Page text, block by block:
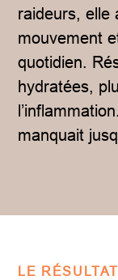
raideurs, elle
mouvement
quotidien.
hydratées,
manquait
LE RÉSULTAT